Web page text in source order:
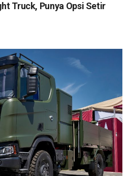
Truck, Punya Opsi Setir